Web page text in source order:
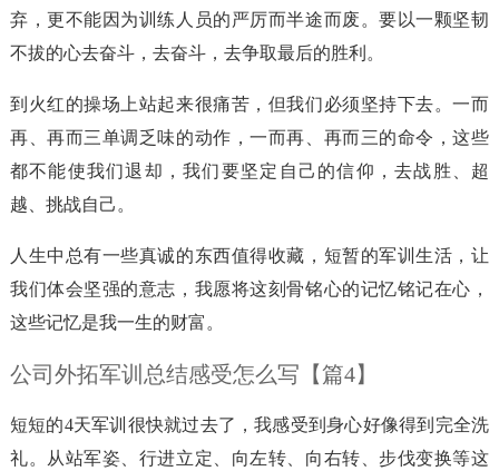
弃，更不能因为训练人员的严厉而半途而废。要以一颗坚韧
不拔的心去奋斗，去奋斗，去争取最后的胜利。
到火红的操场上站起来很痛苦，但我们必须坚持下去。一而
再、再而三单调乏味的动作，一而再、再而三的命令，这些
都不能使我们退却，我们要坚定自己的信仰，去战胜、超
越、挑战自己。
人生中总有一些真诚的东西值得收藏，短暂的军训生活，让
我们体会坚强的意志，我愿将这刻骨铭心的记忆铭记在心，
这些记忆是我一生的财富。
公司外拓军训总结感受怎么写【篇4】
短短的4天军训很快就过去了，我感受到身心好像得到完全洗
礼。从站军姿、行进立定、向左转、向右转、步伐变换等这